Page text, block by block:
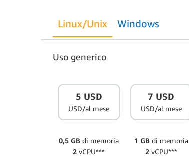
Linux/Unix Windows
Uso generico
5 USD
USD/al mese
0,5 GBdi memoria
2vCPU***
7 USD
USD/al mese
1 GBdi memoria
2vCPU***